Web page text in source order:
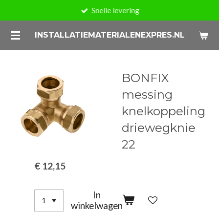
naar
de
INSTALLATIEMATERIALENEXPRES.NL
Snelle levering
BONFIX
messing
knelkoppeling
driewegknie
22
€ 12,15
In
winkelwagen